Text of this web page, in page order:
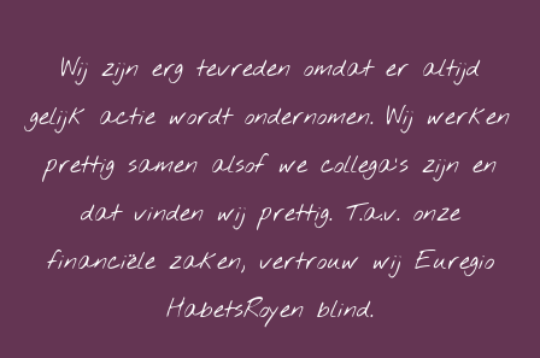
Wij zijn erg tevreden omdat er altijd
gelijk actie wordt ondernomen. Wij werken
prettig samen alsof we collega’s zijn en
dat vinden wij prettig. T.a.v. onze
financiële zaken, vertrouw wij Euregio
HabetsRoyen blind.